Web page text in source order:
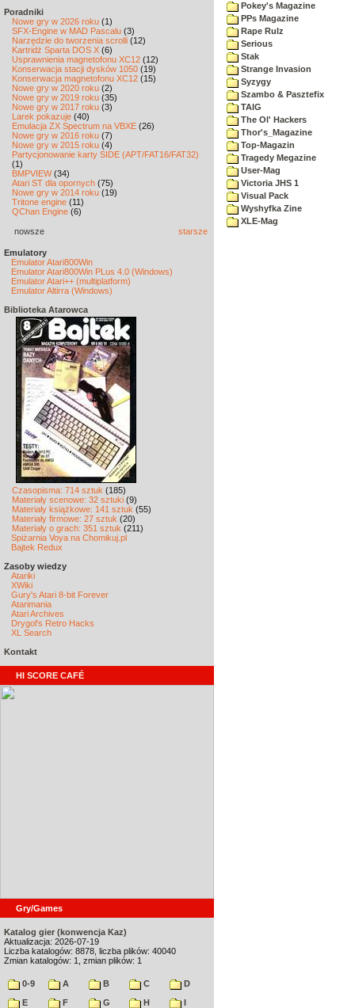
Poradniki
Nowe gry w 2026 roku (1)
SFX-Engine w MAD Pascalu (3)
Narzędzie do tworzenia scrolli (12)
Kartridż Sparta DOS X (6)
Usprawnienia magnetofonu XC12 (12)
Konserwacja stacji dysków 1050 (19)
Konserwacja magnetofonu XC12 (15)
Nowe gry w 2020 roku (2)
Nowe gry w 2019 roku (35)
Nowe gry w 2017 roku (3)
Larek pokazuje (40)
Emulacja ZX Spectrum na VBXE (26)
Nowe gry w 2016 roku (7)
Nowe gry w 2015 roku (4)
Partycjonowanie karty SIDE (APT/FAT16/FAT32)
(1)
BMPVIEW(34)
Atari ST dla opornych (75)
Nowe gry w 2014 roku (19)
Tritone engine (11)
QChan Engine (6)
nowsze starsze
Emulatory
Emulator Atari800Win
Emulator Atari800Win PLus 4.0 (Windows)
Emulator Atari++ (multiplatform)
Emulator Altirra (Windows)
Biblioteka Atarowca
Czasopisma: 714 sztuk (185)
Materiały scenowe: 32 sztuki (9)
Materiały książkowe: 141 sztuk (55)
Materiały firmowe: 27 sztuk (20)
Materiały o grach: 351 sztuk (211)
Spiżarnia Voya na Chomikuj.pl
Bajtek Redux
Zasoby wiedzy
Atariki
XWiki
Gury's Atari 8-bit Forever
Atarimania
Atari Archives
Drygol's Retro Hacks
XL Search
Kontakt
HI SCORE CAFÉ
Gry/Games
Katalog gier (konwencja Kaz)
Aktualizacja: 2026-07-19
Liczba katalogów: 8878, liczba plików: 40040
Zmian katalogów: 1, zmian plików: 1
0-9 A B C
D
E
F G H
I
Pokey's Magazine
PPs Magazine
Rape Rulz
Serious
Stak
Strange Invasion
Syzygy
Szambo & Pasztefix
TAIG
The Ol' Hackers
Thor's_Magazine
Top-Magazin
Tragedy Megazine
User-Mag
Victoria JHS 1
Visual Pack
Wyshyfka Zine
XLE-Mag